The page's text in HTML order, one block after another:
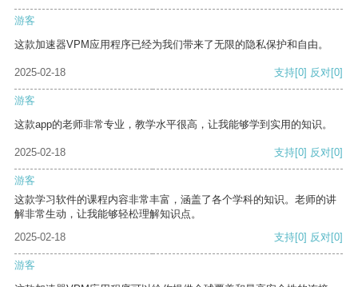
游客
这款加速器VPM应用程序已经为我们带来了无限的隐私保护和自由。
2025-02-18 支持[0] 反对[0]
游客
这款app的老师非常专业，教学水平很高，让我能够学到实用的知识。
2025-02-18 支持[0] 反对[0]
游客
这款学习软件的课程内容非常丰富，涵盖了各个学科的知识。老师的讲
解非常生动，让我能够轻松理解知识点。
2025-02-18
支持[0] 反对[0]
游客